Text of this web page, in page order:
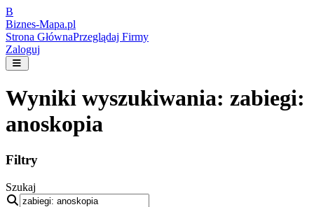
B
Biznes-Mapa.pl
Strona GłównaPrzeglądaj Firmy
Zaloguj
Wyniki wyszukiwania: zabiegi:
anoskopia
Filtry
Szukaj